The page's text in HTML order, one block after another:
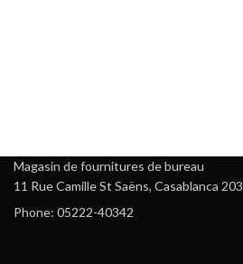
Magasin de fournitures de bureau
11 Rue Camille St Saëns, Casablanca
Phone: 05222-40342